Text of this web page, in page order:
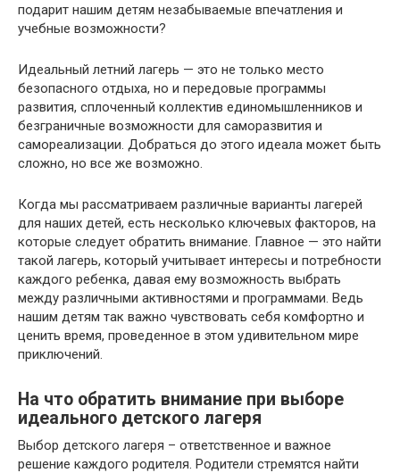
подарит нашим детям незабываемые впечатления и
учебные возможности?
Идеальный летний лагерь — это не только место
безопасного отдыха, но и передовые программы
развития, сплоченный коллектив единомышленников и
безграничные возможности для саморазвития и
самореализации. Добраться до этого идеала может быть
сложно, но все же возможно.
Когда мы рассматриваем различные варианты лагерей
для наших детей, есть несколько ключевых факторов, на
которые следует обратить внимание. Главное — это найти
такой лагерь, который учитывает интересы и потребности
каждого ребенка, давая ему возможность выбрать
между различными активностями и программами. Ведь
нашим детям так важно чувствовать себя комфортно и
ценить время, проведенное в этом удивительном мире
приключений.
На что обратить внимание при выборе
идеального детского лагеря
Выбор детского лагеря – ответственное и важное
решение каждого родителя. Родители стремятся найти